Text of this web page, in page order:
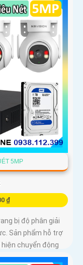
5MP
₫
bị độ phân giải
Sản phẩm hỗ trợ
chuyển động